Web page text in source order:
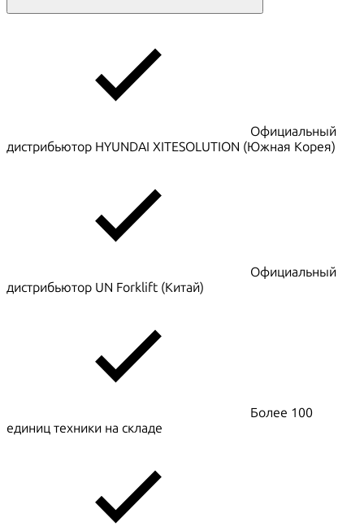
Официальный
дистрибьютор HYUNDAI XITESOLUTION (Южная Корея)
Официальный
дистрибьютор UN Forklift (Китай)
Более 100
единиц техники на складе